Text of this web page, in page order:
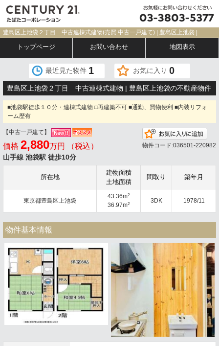
豊島区上池袋２丁目 中古連棟式建物(売買 中古一戸建て) | 豊島区上池袋 |
トップページ お問い合わせ 地図表示
最近見た物件 1 お気に入り 0
豊島区上池袋２丁目 中古連棟式建物 | 豊島区上池袋の不動産物件
■池袋駅徒歩１０分・連棟式建物 □再建築不可 ■通勤、買物便利 ■内装リフォ
ーム歴有
【中古一戸建て】
価格 2,880万円 （税込）
山手線 池袋駅 徒歩10分
物件コード:036501-220982
所在地
建物面積
土地面積
間取り 築年月
東京都豊島区上池袋
43.36m2
36.97m2 3DK 1978/11
物件基本情報